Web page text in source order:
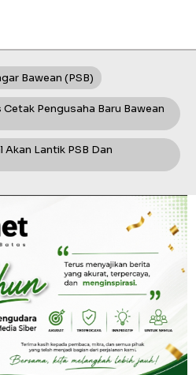
Bawean (PSB)
Pengusaha Baru Bawean
Akan Lantik PSB Dan